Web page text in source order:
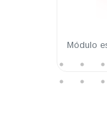
Rojo de 4 LEDs